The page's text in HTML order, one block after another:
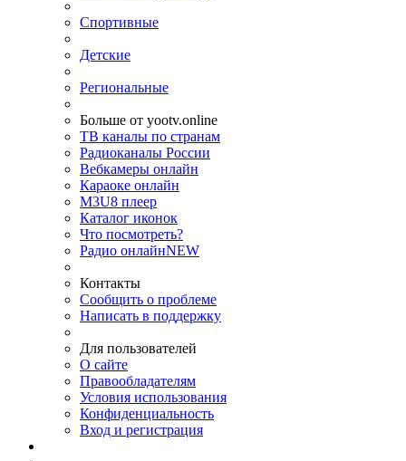
Спортивные
Детские
Региональные
Больше от yootv.online
ТВ каналы по странам
Радиоканалы России
Вебкамеры онлайн
Караоке онлайн
M3U8 плеер
Каталог иконок
Что посмотреть?
Радио онлайнNEW
Контакты
Сообщить о проблеме
Написать в поддержку
Для пользователей
О сайте
Правообладателям
Условия использования
Конфиденциальность
Вход и регистрация